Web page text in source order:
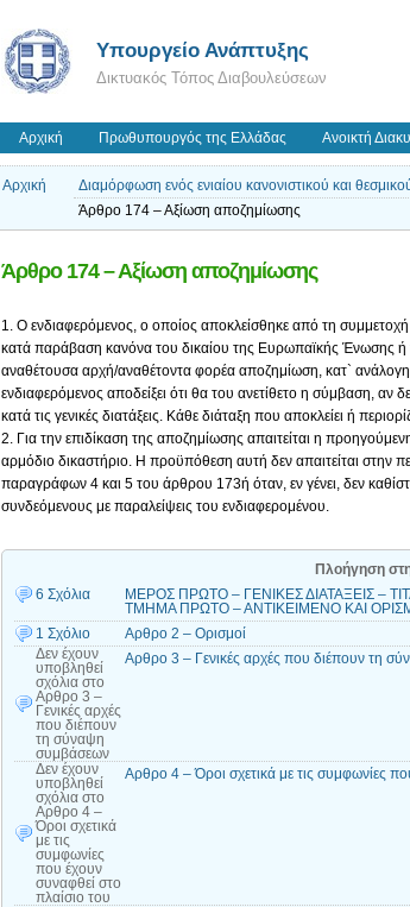
Υπουργείο Ανάπτυξης
Δικτυακός Τόπος Διαβουλεύσεων
Αρχική Πρωθυπουργός της Ελλάδας Ανοικτή
Αρχική
Διαμόρφωση ενός ενιαίου κανονιστικού και
Άρθρο 174 – Αξίωση αποζημίωσης
Άρθρο 174 – Αξίωση αποζημίωσης
1. Ο ενδιαφερόμενος, ο οποίος αποκλείσθηκε από τη
κατά παράβαση κανόνα του δικαίου της Ευρωπαϊκής Ένωσης ή
αναθέτουσα αρχή/αναθέτοντα φορέα αποζημίωση, κατ`
ενδιαφερόμενος αποδείξει ότι θα του ανετίθετο η σύμβαση, αν
κατά τις γενικές διατάξεις. Κάθε διάταξη που αποκλείει ή
2. Για την επιδίκαση της αποζημίωσης απαιτείται η
αρμόδιο δικαστήριο. Η προϋπόθεση αυτή δεν απαιτείται
παραγράφων 4 και 5 του άρθρου 173ή όταν, εν γένει, δεν
συνδεόμενους με παραλείψεις του ενδιαφερομένου.
Πλοήγηση
6 Σχόλια
ΜΕΡΟΣ ΠΡΩΤΟ – ΓΕΝΙΚΕΣ ΔΙΑΤΑΞΕΙΣ –
ΤΜΗΜΑ ΠΡΩΤΟ – ΑΝΤΙΚΕΙΜΕΝΟ ΚΑΙ ΟΡΙΣΜΟΙ
1 Σχόλιο
Αρθρο 2 – Ορισμοί
Δεν έχουν
υποβληθεί
σχόλια στο
Αρθρο 3 –
Γενικές αρχές
που διέπουν
τη σύναψη
συμβάσεων
Αρθρο 3 – Γενικές αρχές που διέπουν τη
Δεν έχουν
υποβληθεί
σχόλια στο
Αρθρο 4 –
Όροι σχετικά
με τις
συμφωνίες
που έχουν
συναφθεί στο
πλαίσιο του
Αρθρο 4 – Όροι σχετικά με τις συμφωνίες